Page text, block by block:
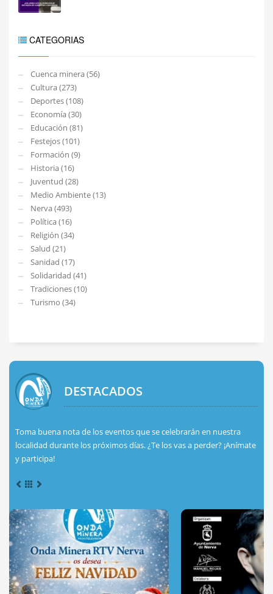
CATEGORIAS
Cuenca minera (56)
Cultura (273)
Deportes (108)
Economía (30)
Educación (81)
Festejos (101)
Formación (9)
Historia (16)
Juventud (28)
Medio Ambiente (13)
Nerva (493)
Política (16)
Religión (34)
Salud (21)
Sanidad (17)
Solidaridad (41)
Tradiciones (10)
Turismo (34)
DESTACADOS
Toma buena nota de los eventos que se celebrarán en nuestra
localidad durante los próximos días. ¿Te los vas a perder? ¡Anímate
y participa!